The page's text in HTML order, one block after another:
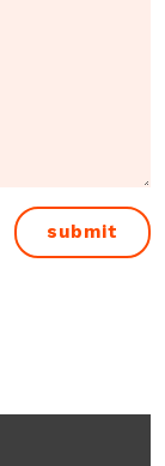
submit